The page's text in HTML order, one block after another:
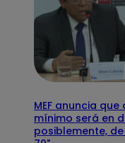
MEF anuncia
mínimo será en
posiblemente,